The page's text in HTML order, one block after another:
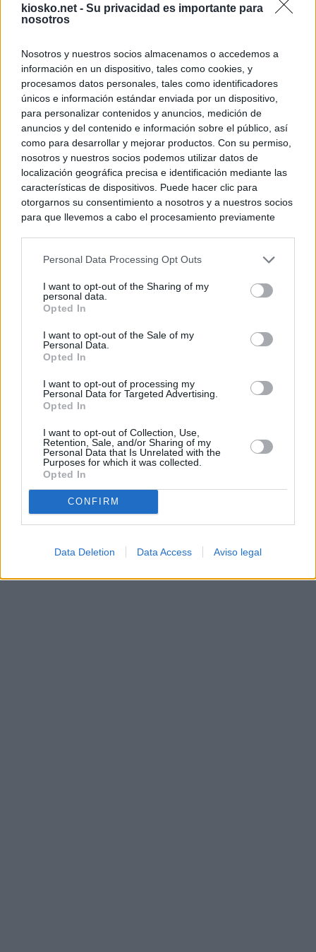
kiosko.net - Su privacidad es importante para
nosotros
Nosotros y nuestros socios almacenamos o accedemos a
información en un dispositivo, tales como cookies, y
procesamos datos personales, tales como identificadores
únicos e información estándar enviada por un dispositivo,
para personalizar contenidos y anuncios, medición de
anuncios y del contenido e información sobre el público, así
como para desarrollar y mejorar productos. Con su permiso,
nosotros y nuestros socios podemos utilizar datos de
localización geográfica precisa e identificación mediante las
características de dispositivos. Puede hacer clic para
otorgarnos su consentimiento a nosotros y a nuestros socios
para que llevemos a cabo el procesamiento previamente
negar su consentimiento. Tenga en cuenta que algún
de su consentimiento, pero usted tiene el derecho de
rechazar tal procesamiento. Sus preferencias se aplicarán
cualquier momento entrando de nuevo en este sitio web o
visitando nuestra política de privacidad.
Personal Data Processing Opt Outs
I want to opt-out of the Sharing of my
personal data.
Opted In
I want to opt-out of the Sale of my
Personal Data.
Opted In
I want to opt-out of processing my
Personal Data for Targeted Advertising.
Opted In
I want to opt-out of Collection, Use,
Retention, Sale, and/or Sharing of my
Personal Data that Is Unrelated with the
Purposes for which it was collected.
Opted In
CONFIRM
Data Deletion Data Access Aviso legal